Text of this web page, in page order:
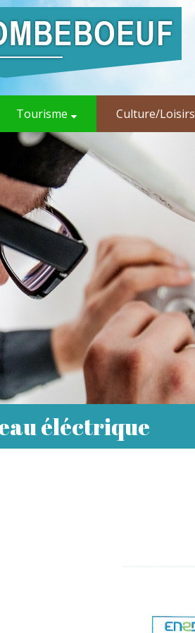
Tourisme Culture/Loisirs
éléctrique